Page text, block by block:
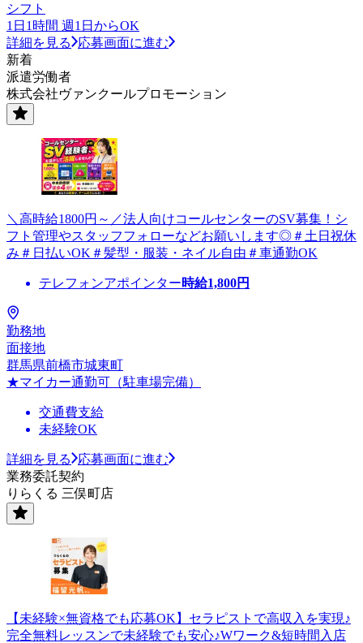
シフト
1日1時間 週1日からOK
詳細を見る
応募画面に進む
新着
派遣労働者
株式会社ヴァンクールプロモーション
＼高時給1800円～／法人向けコールセンターのSV募集！シ
フト管理やスタッフフォローなどお願いします◎＃土日祝休
み＃日払いOK＃髪型・服装・ネイル自由＃車通勤OK
テレフォンアポインター時給1,800円
勤務地
面接地
群馬県前橋市城東町
★マイカー通勤可（駐車場完備）
交通費支給
未経験OK
詳細を見る
応募画面に進む
業務委託契約
りらくる 三俣町店
【未経験×無資格でも応募OK】セラピストで高収入を実現♪
完全無料レッスンで未経験でも安心♪Wワーク&短時間入店